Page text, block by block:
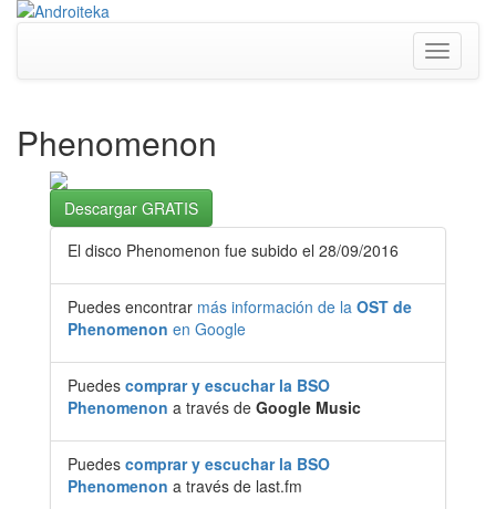
Toggle
Phenomenon
Descargar GRATIS
El disco Phenomenon fue subido el 28/09/2016
Puedes encontrar más información de la OST de
Phenomenon en Google
Puedes comprar y escuchar la BSO
Phenomenon a través de Google Music
Puedes comprar y escuchar la BSO
Phenomenon a través de last.fm